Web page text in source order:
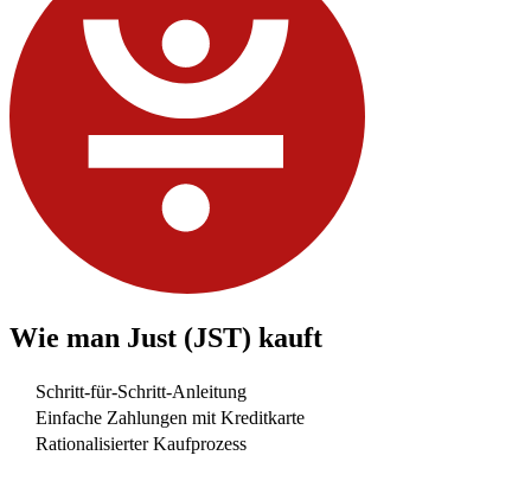
Wie man Just (JST) kauft
Schritt-für-Schritt-Anleitung
Einfache Zahlungen mit Kreditkarte
Rationalisierter Kaufprozess